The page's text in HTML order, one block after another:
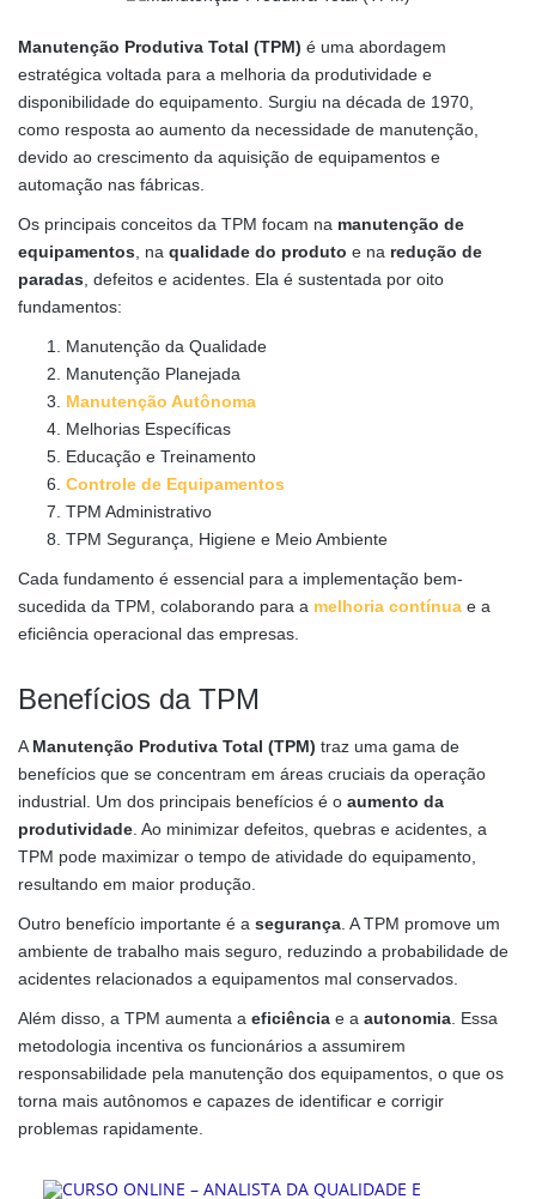
Manutenção Produtiva Total (TPM) é uma abordagem
estratégica voltada para a melhoria da produtividade e
disponibilidade do equipamento. Surgiu na década de 1970,
como resposta ao aumento da necessidade de manutenção,
devido ao crescimento da aquisição de equipamentos e
automação nas fábricas.
Os principais conceitos da TPM focam na manutenção de
equipamentos , na qualidade do produto e na redução de
paradas , defeitos e acidentes. Ela é sustentada por oito
fundamentos:
Manutenção da Qualidade
Manutenção Planejada
Manutenção Autônoma
Melhorias Específicas
Educação e Treinamento
Controle de Equipamentos
TPM Administrativo
TPM Segurança, Higiene e Meio Ambiente
Cada fundamento é essencial para a implementação bem-
sucedida da TPM, colaborando para a melhoria contínua e a
eficiência operacional das empresas.
Benefícios da TPM
A Manutenção Produtiva Total (TPM) traz uma gama de
benefícios que se concentram em áreas cruciais da operação
industrial. Um dos principais benefícios é o aumento da
produtividade . Ao minimizar defeitos, quebras e acidentes, a
TPM pode maximizar o tempo de atividade do equipamento,
resultando em maior produção.
Outro benefício importante é a segurança . A TPM promove um
ambiente de trabalho mais seguro, reduzindo a probabilidade de
acidentes relacionados a equipamentos mal conservados.
Além disso, a TPM aumenta a eficiência e a autonomia . Essa
metodologia incentiva os funcionários a assumirem
responsabilidade pela manutenção dos equipamentos, o que os
torna mais autônomos e capazes de identificar e corrigir
problemas rapidamente.